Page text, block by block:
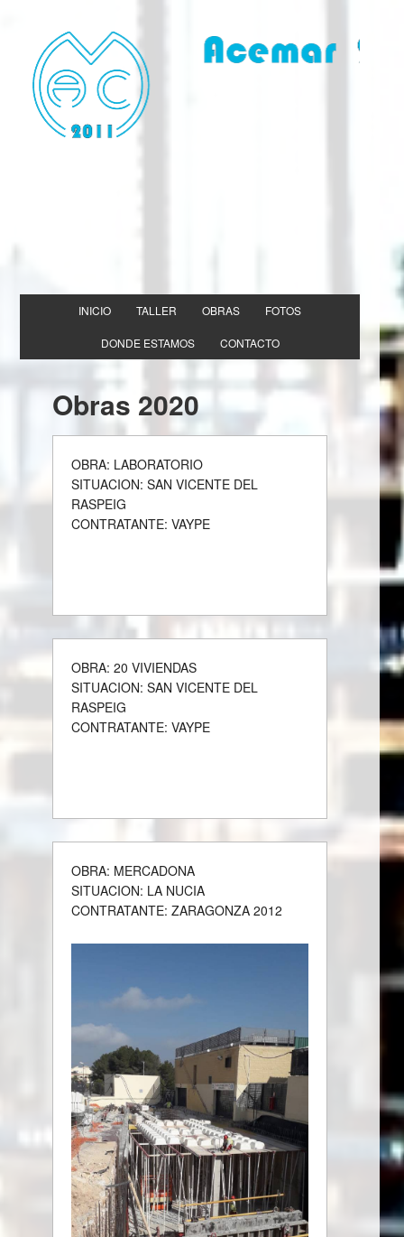
INICIO TALLER OBRAS FOTOS
DONDE ESTAMOS CONTACTO
Obras 2020
OBRA: LABORATORIO
SITUACION: SAN VICENTE DEL
RASPEIG
CONTRATANTE: VAYPE
OBRA: 20 VIVIENDAS
SITUACION: SAN VICENTE DEL
RASPEIG
CONTRATANTE: VAYPE
OBRA: MERCADONA
SITUACION: LA NUCIA
CONTRATANTE: ZARAGONZA 2012